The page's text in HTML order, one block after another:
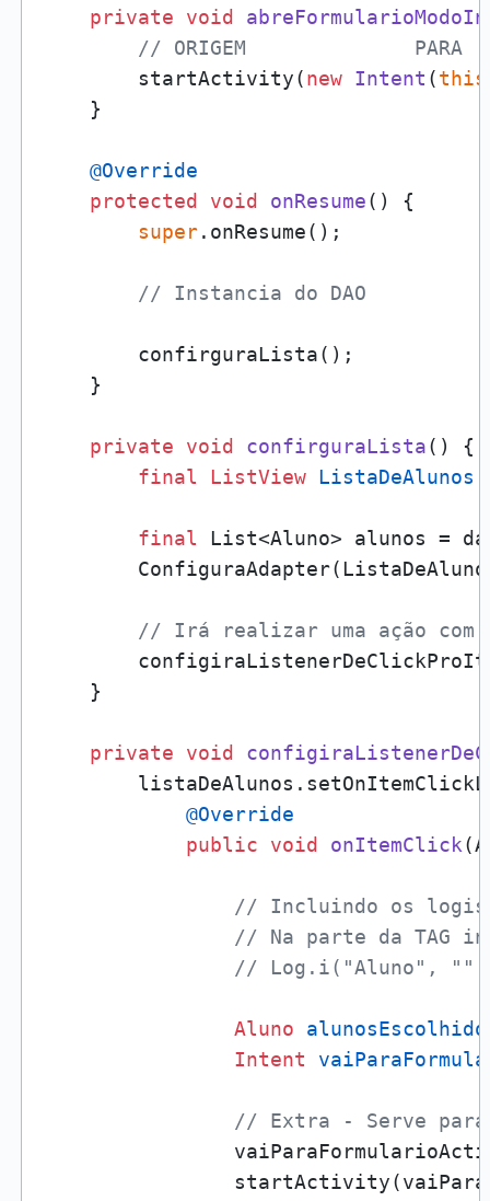
private void
// ORIGEM              PARA
        startActivity(
new Intent (this
    }
@Override
protected
void onResume()
{
super.onResume();
// Instancia do DAO
        confirguraLista();
    }
private void confirguraLista()
{
final
ListView ListaDeAlunos
final List<Aluno> alunos =
// Irá realizar uma ação com
    }
private void
@Override
public
void onItemClick
// Incluindo os logis
// Na parte da TAG
// Log.i("Aluno", ""
Aluno
alunosEscolhido
Intent
// Extra - Serve